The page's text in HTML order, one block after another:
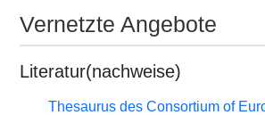
Vernetzte Angebote
Literatur(nachweise)
Thesaurus des Consortium of